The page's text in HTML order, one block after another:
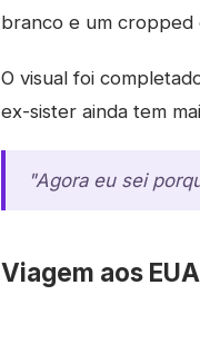
branco e um cropped
O visual foi
ex-sister ainda tem
"Agora eu sei
Viagem aos